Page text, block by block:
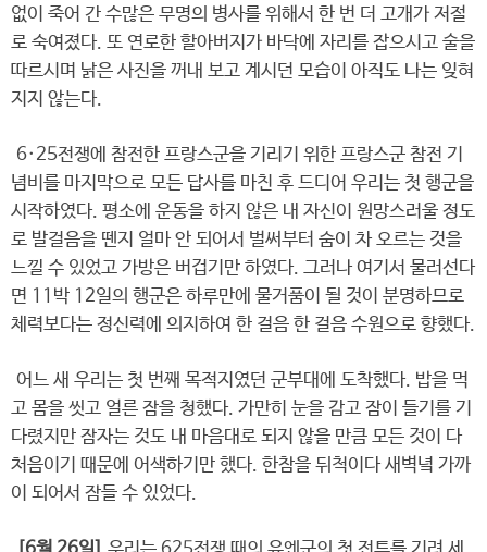
없이 죽어 간 수많은 무명의 병사를 위해서 한 번 더 고개가 저절
로 숙여졌다. 또 연로한 할아버지가 바닥에 자리를 잡으시고 술을
따르시며 낡은 사진을 꺼내 보고 계시던 모습이 아직도 나는 잊혀
지지 않는다.
6·25전쟁에 참전한 프랑스군을 기리기 위한 프랑스군 참전 기
념비를 마지막으로 모든 답사를 마친 후 드디어 우리는 첫 행군을
시작하였다. 평소에 운동을 하지 않은 내 자신이 원망스러울 정도
로 발걸음을 뗀지 얼마 안 되어서 벌써부터 숨이 차 오르는 것을
느낄 수 있었고 가방은 버겁기만 하였다. 그러나 여기서 물러선다
면 11박 12일의 행군은 하루만에 물거품이 될 것이 분명하므로
체력보다는 정신력에 의지하여 한 걸음 한 걸음 수원으로 향했다.
어느 새 우리는 첫 번째 목적지였던 군부대에 도착했다. 밥을 먹
고 몸을 씻고 얼른 잠을 청했다. 가만히 눈을 감고 잠이 들기를 기
다렸지만 잠자는 것도 내 마음대로 되지 않을 만큼 모든 것이 다
처음이기 때문에 어색하기만 했다. 한참을 뒤척이다 새벽녘 가까
이 되어서 잠들 수 있었다.